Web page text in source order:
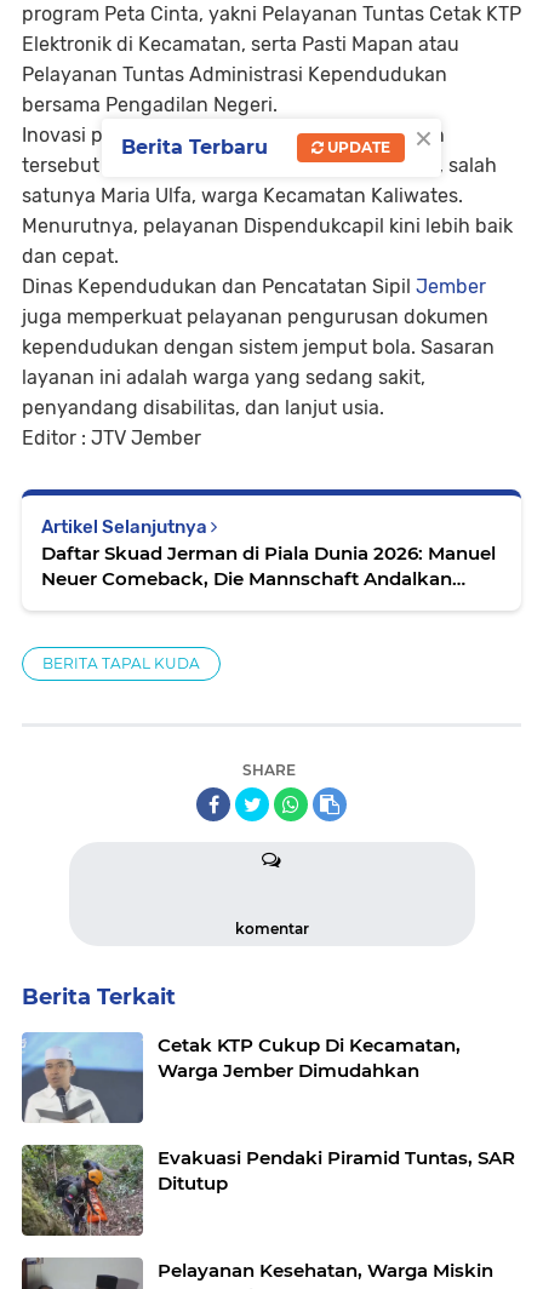
program Peta Cinta, yakni Pelayanan Tuntas Cetak KTP
Elektronik di Kecamatan, serta Pasti Mapan atau
Pelayanan Tuntas Administrasi Kependudukan
bersama Pengadilan Negeri.
Inovasi pelayanan administrasi kependudukan
tersebut mendapat respons positif dari warga, salah
satunya Maria Ulfa, warga Kecamatan Kaliwates.
Menurutnya, pelayanan Dispendukcapil kini lebih baik
dan cepat.
Dinas Kependudukan dan Pencatatan Sipil Jember
juga memperkuat pelayanan pengurusan dokumen
kependudukan dengan sistem jemput bola. Sasaran
layanan ini adalah warga yang sedang sakit,
penyandang disabilitas, dan lanjut usia.
Editor : JTV Jember
Artikel Selanjutnya
Daftar Skuad Jerman di Piala Dunia 2026: Manuel
Neuer Comeback, Die Mannschaft Andalkan
BERITA TAPAL KUDA
SHARE
komentar
Berita Terkait
Cetak KTP Cukup Di Kecamatan,
Warga Jember Dimudahkan
Evakuasi Pendaki Piramid Tuntas, SAR
Ditutup
Pelayanan Kesehatan, Warga Miskin
×
Berita Terbaru UPDATE